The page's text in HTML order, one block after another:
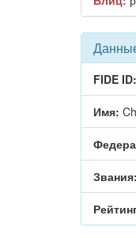
FIDE ID:
Имя:
Звания: